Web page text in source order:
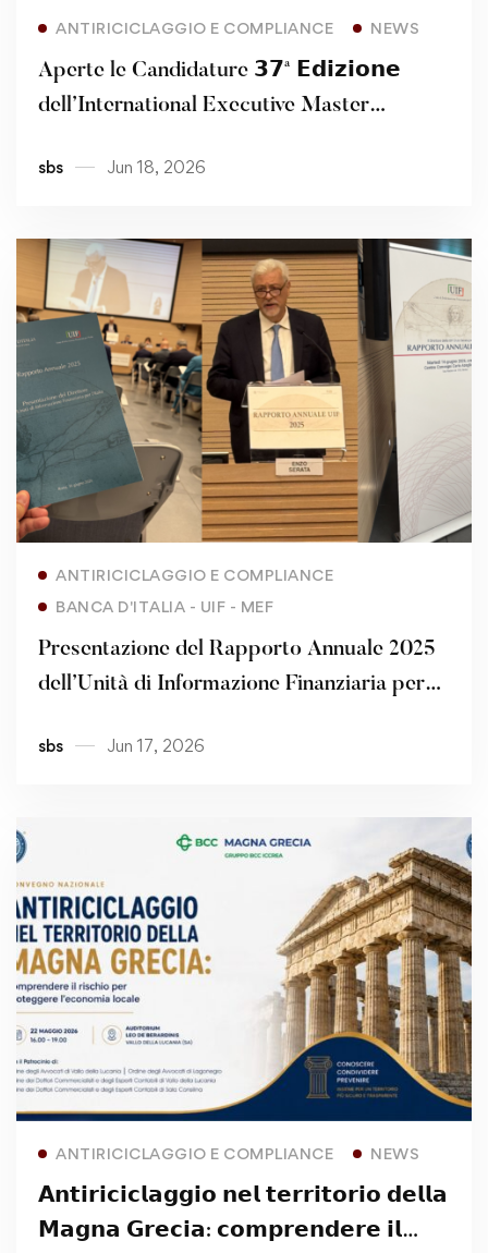
ANTIRICICLAGGIO E COMPLIANCE NEWS
Aperte le Candidature 𝟯𝟳ª 𝗘𝗱𝗶𝘇𝗶𝗼𝗻𝗲
dell’International Executive Master
and CAMS
sbs Jun 18, 2026
ANTIRICICLAGGIO E COMPLIANCE
BANCA D'ITALIA - UIF - MEF
Presentazione del Rapporto Annuale 2025
dell’Unità di Informazione Finanziaria per
sbs Jun 17, 2026
ANTIRICICLAGGIO E COMPLIANCE NEWS
𝗔𝗻𝘁𝗶𝗿𝗶𝗰𝗶𝗰𝗹𝗮𝗴𝗴𝗶𝗼 𝗻𝗲𝗹 𝘁𝗲𝗿𝗿𝗶𝘁𝗼𝗿𝗶𝗼 𝗱𝗲𝗹𝗹𝗮
𝗠𝗮𝗴𝗻𝗮 𝗚𝗿𝗲𝗰𝗶𝗮: 𝗰𝗼𝗺𝗽𝗿𝗲𝗻𝗱𝗲𝗿𝗲 𝗶𝗹